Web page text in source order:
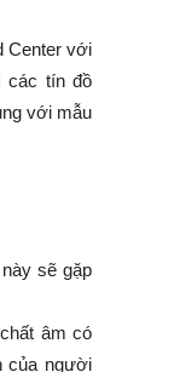
Center với
các tín đồ
với mẫu
sẽ gặp
âm có
của người